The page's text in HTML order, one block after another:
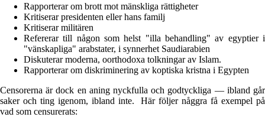
Rapporterar om brott mot mänskliga rättigheter
Kritiserar presidenten eller hans familj
Kritiserar militären
Refererar till någon som helst "illa behandling" av egyptier i
"vänskapliga" arabstater, i synnerhet Saudiarabien
Diskuterar moderna, oorthodoxa tolkningar av Islam.
Rapporterar om diskriminering av koptiska kristna i Egypten
Censorerna är dock en aning nyckfulla och godtyckliga — ibland går
saker och ting igenom, ibland inte. Här följer någgra få exempel på
vad som censurerats: